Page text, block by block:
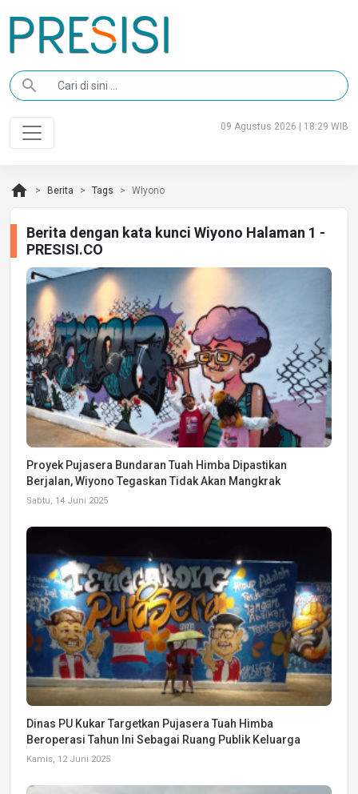
search
09 Agustus 2026 | 18:29 WIB
home Berita Tags Wiyono
Berita dengan kata kunci Wiyono Halaman 1 -
PRESISI.CO
Proyek Pujasera Bundaran Tuah Himba Dipastikan
Berjalan, Wiyono Tegaskan Tidak Akan Mangkrak
Sabtu, 14 Juni 2025
Dinas PU Kukar Targetkan Pujasera Tuah Himba
Beroperasi Tahun Ini Sebagai Ruang Publik Keluarga
Kamis, 12 Juni 2025